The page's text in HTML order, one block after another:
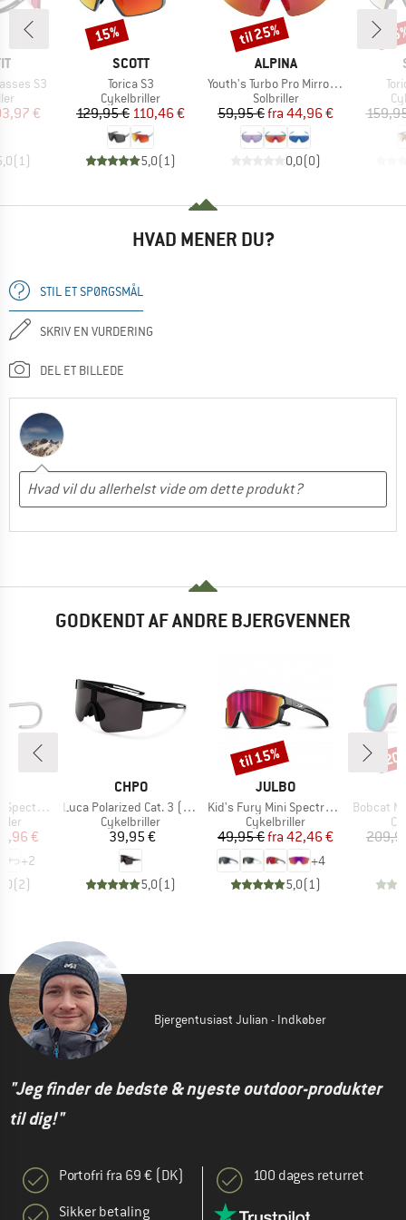
S3
pris
€
(1)
MÆRKE
SCOTT
Artikel
Torica S3
Produktgruppe
Cykelbriller
Pris
129,95 €Nedsat pris
110,46 €
5,0(1)
Rabat
15%
MÆRKE
ALPINA
Artikel
Youth's Turbo Pro Mirror S3
Produktgruppe
Solbriller
Pris
59,95 € Nedsat pris
fra 44,96 €
0,0(0)
Rabat
til 25%
HVAD MENER DU?
STIL ET SPØRGSMÅL
SKRIV EN VURDERING
DEL ET BILLEDE
GODKENDT AF ANDRE BJERGVENNER
S4
pris
€
+2
(2)
MÆRKE
CHPO
Artikel
Luca Polarized Cat. 3 (VLT 12%)
Produktgruppe
Cykelbriller
Pris
39,95 €
5,0(1)
MÆRKE
JULBO
Artikel
Kid's Fury Mini Spectron 3
Produktgruppe
Cykelbriller
Pris
49,95 € Nedsat pris
fra 42,46 €
+4
5,0(1)
Rabat
til 15%
Artikel
Bobcat Mirror S2
Bjergentusiast Julian - Indkøber
"Jeg finder de bedste & nyeste outdoor-produkter
til dig!"
Portofri fra 69 € (DK)
Sikker betaling
100 dages returret